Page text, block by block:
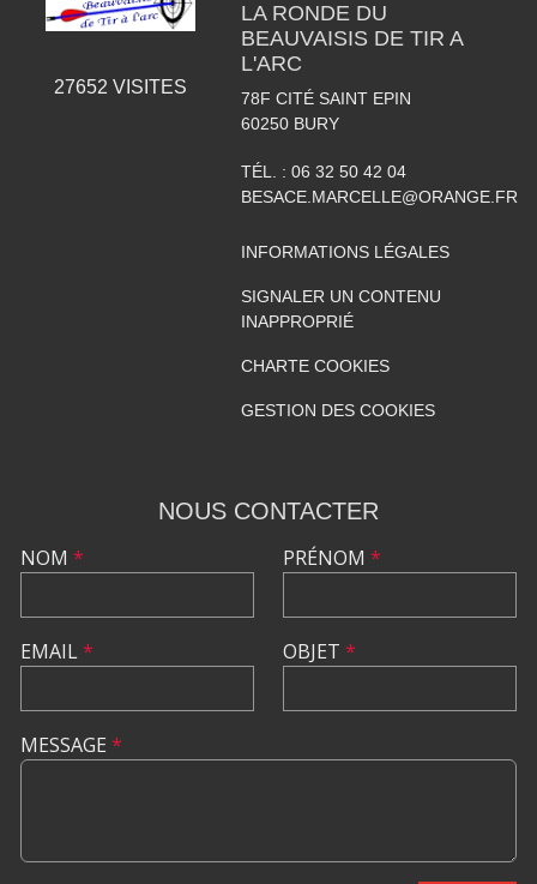
27652 VISITES
LA RONDE DU
BEAUVAISIS DE TIR A
L'ARC
78F CITÉ SAINT EPIN
60250 BURY
TÉL. : 06 32 50 42 04
BESACE.MARCELLE@ORANGE.FR
INFORMATIONS LÉGALES
SIGNALER UN CONTENU
INAPPROPRIÉ
CHARTE COOKIES
GESTION DES COOKIES
NOUS CONTACTER
NOM *
EMAIL*
PRÉNOM *
OBJET *
MESSAGE *